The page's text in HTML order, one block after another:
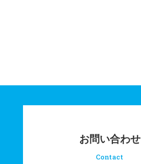
お問い合わせ
Contact